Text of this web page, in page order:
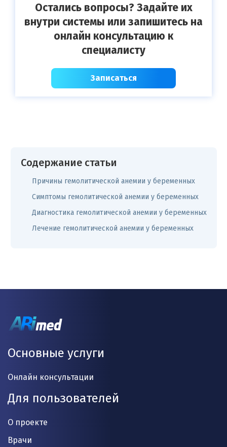
Остались вопросы? Задайте их
внутри системы или запишитесь на
онлайн консультацию к
специалисту
Записаться
Содержание статьи
Причины гемолитической анемии у беременных
Симптомы гемолитической анемии у беременных
Диагностика гемолитической анемии у беременных
Лечение гемолитической анемии у беременных
Основные услуги
Онлайн консультации
Для пользователей
О проекте
Врачи